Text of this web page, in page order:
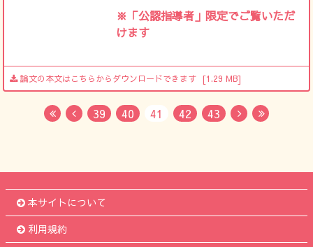
※「公認指導者」限定でご覧いただ
けます
論文の本文はこちらからダウンロードできます [1.29 MB]
FirstPrevious
39 40 41 42 43 NextLast
本サイトについて
利用規約